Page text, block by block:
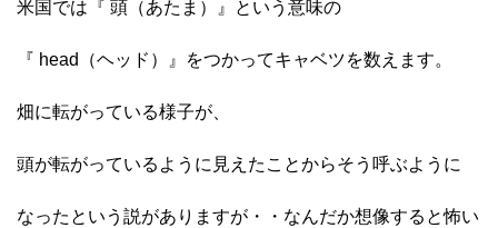
米国では『 頭（あたま）』という意味の
『 head（ヘッド）』をつかってキャベツを数えます。
畑に転がっている様子が、
頭が転がっているように見えたことからそう呼ぶように
なったという説がありますが・・なんだか想像すると怖い